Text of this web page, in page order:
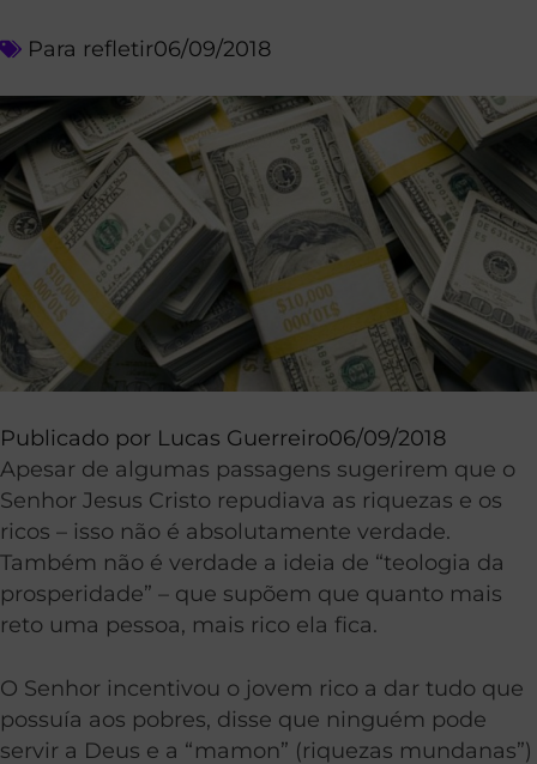
Para refletir06/09/2018
Publicado por Lucas Guerreiro06/09/2018
Apesar de algumas passagens sugerirem que o
Senhor Jesus Cristo repudiava as riquezas e os
ricos – isso não é absolutamente verdade.
Também não é verdade a ideia de “teologia da
prosperidade” – que supõem que quanto mais
reto uma pessoa, mais rico ela fica.
O Senhor incentivou o jovem rico a dar tudo que
possuía aos pobres, disse que ninguém pode
servir a Deus e a “mamon” (riquezas mundanas”)